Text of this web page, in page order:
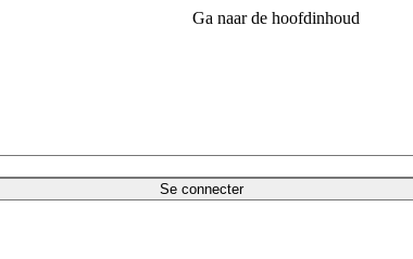
Ga naar de hoofdinhoud
Se connecter